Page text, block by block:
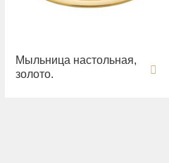
Мыльница настольная,
золото.